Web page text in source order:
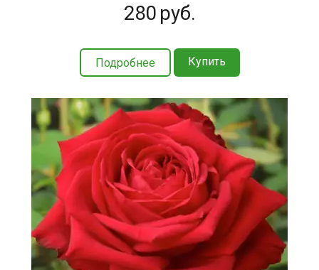
280 руб.
Подробнее Купить